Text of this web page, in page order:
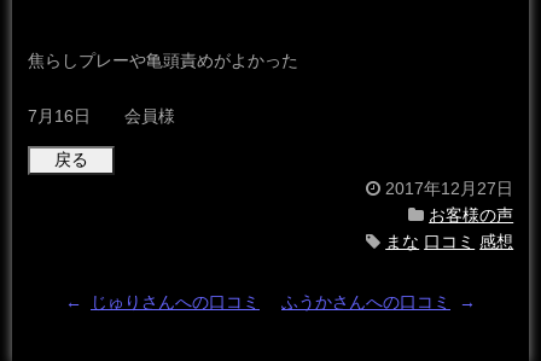
焦らしプレーや亀頭責めがよかった
7月16日 会員様
2017年12月27日
お客様の声
まな 口コミ 感想
← じゅりさんへの口コミ ふうかさんへの口コミ →